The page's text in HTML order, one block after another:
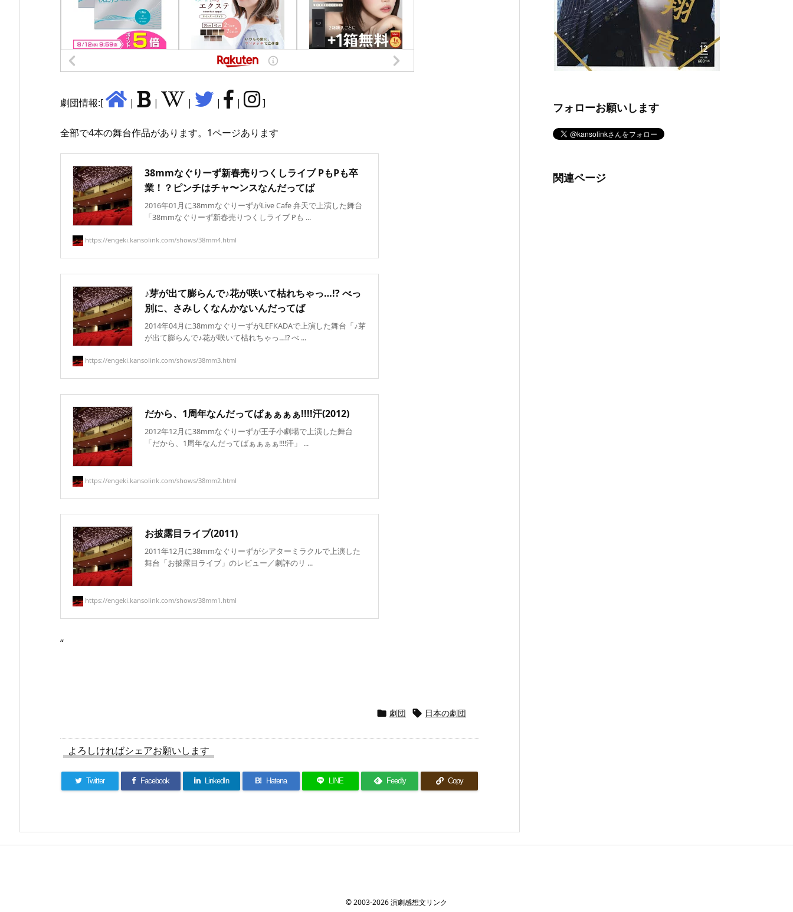
劇団情報:[ | | | | | ]
全部で4本の舞台作品があります。1ページあります
38mmなぐりーず新春売りつくしライブ PもPも卒
業！？ピンチはチャ〜ンスなんだってば
2016年01月に38mmなぐりーずがLive Cafe 弁天で上演した舞台
「38mmなぐりーず新春売りつくしライブ Pも ...
https://engeki.kansolink.com/shows/38mm4.html
♪芽が出て膨らんで♪花が咲いて枯れちゃっ…!? べっ
別に、さみしくなんかないんだってば
2014年04月に38mmなぐりーずがLEFKADAで上演した舞台「♪芽
が出て膨らんで♪花が咲いて枯れちゃっ…!? べ ...
https://engeki.kansolink.com/shows/38mm3.html
だから、1周年なんだってばぁぁぁぁ!!!!汗(2012)
2012年12月に38mmなぐりーずが王子小劇場で上演した舞台
「だから、1周年なんだってばぁぁぁぁ!!!!汗」 ...
https://engeki.kansolink.com/shows/38mm2.html
お披露目ライブ(2011)
2011年12月に38mmなぐりーずがシアターミラクルで上演した
舞台「お披露目ライブ」のレビュー／劇評のリ ...
https://engeki.kansolink.com/shows/38mm1.html
“
 劇団  日本の劇団
よろしければシェアお願いします
Twitter Facebook LinkedIn B! Hatena LINE Feedly Copy
フォローお願いします
関連ページ
©2003-2026演劇感想文リンク